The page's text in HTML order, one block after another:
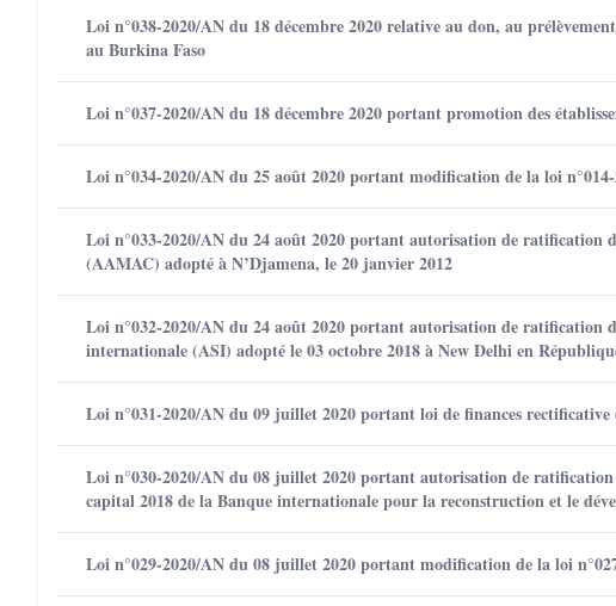
Loi n°038-2020/AN du 18 décembre 2020 relative au don, au
au Burkina Faso
Loi n°037-2020/AN du 18 décembre 2020 portant promotion des
Loi n°034-2020/AN du 25 août 2020 portant modification de la loi
Loi n°033-2020/AN du 24 août 2020 portant autorisation de
(AAMAC) adopté à N’Djamena, le 20 janvier 2012
Loi n°032-2020/AN du 24 août 2020 portant autorisation de ratification
internationale (ASI) adopté le 03 octobre 2018 à New Delhi en
Loi n°031-2020/AN du 09 juillet 2020 portant loi de finances
Loi n°030-2020/AN du 08 juillet 2020 portant autorisation de
capital 2018 de la Banque internationale pour la reconstruction et le
Loi n°029-2020/AN du 08 juillet 2020 portant modification de la loi